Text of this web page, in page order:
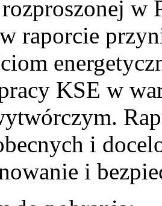
w
raporcie
KSE w
i
i